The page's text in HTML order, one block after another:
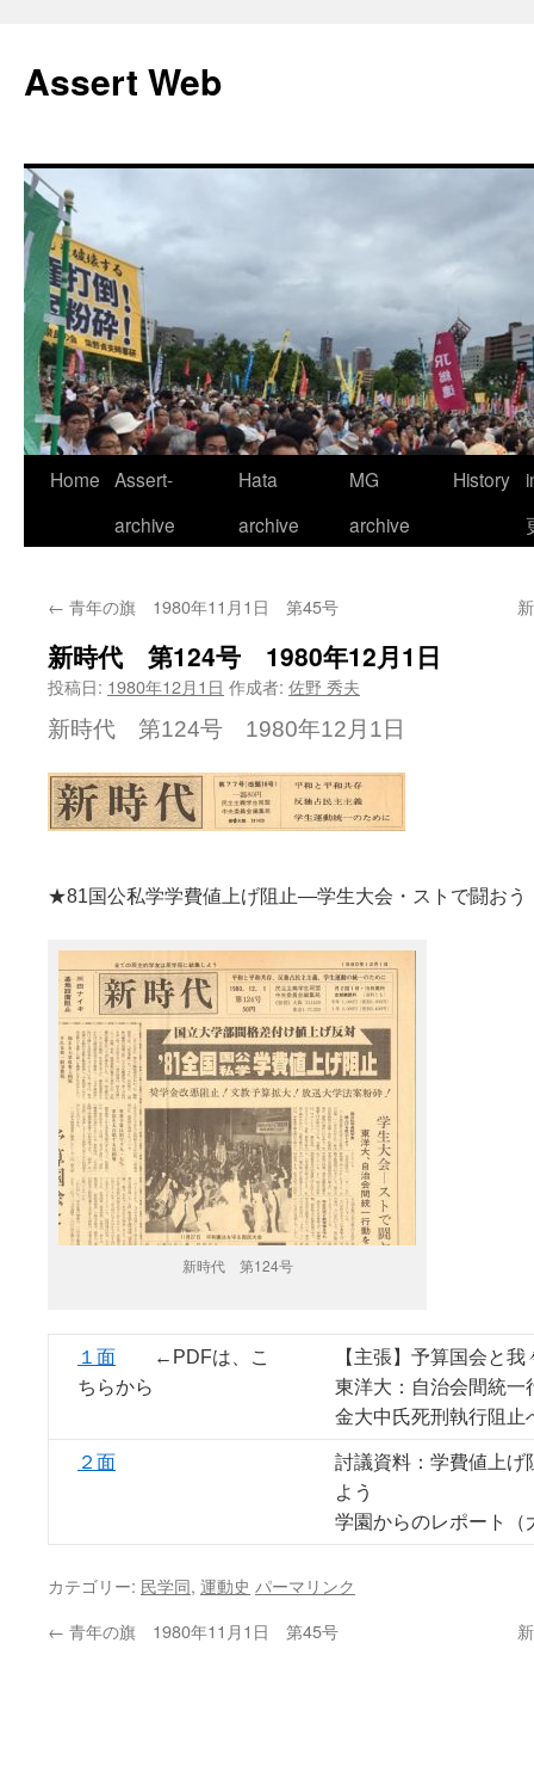
テ
ン
ス
キ
ッ
プ
Assert Web
Home Assert-
archive
Hata
archive
MG
archive
History
← 青年の旗 1980年11月1日 第45号
新時代 第124号 1980年12月1日
投稿日: 1980年12月1日 作成者: 佐野 秀夫
新時代 第124号 1980年12月1日
★81国公私学学費値上げ阻止—学生大会・ストで闘おう
新時代 第124号
１面 ←PDFは、こ
ちらから
【主張】予算国会と我
東洋大：自治会間統一
金大中氏死刑執行阻止
２面
討議資料：学費値上
よう
学園からのレポート（
カテゴリー: 民学同, 運動史 パーマリンク
← 青年の旗 1980年11月1日 第45号